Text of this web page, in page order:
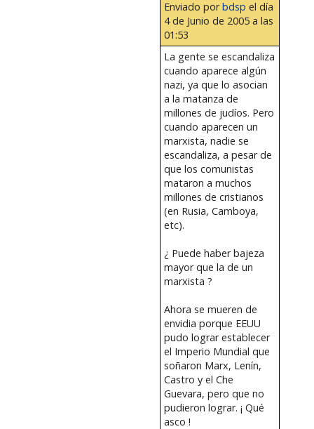
Enviado porbdsp el día
4 de Junio de 2005 a las
01:53
La gente se escandaliza
cuando aparece algún
nazi, ya que lo asocian
a la matanza de
millones de judíos. Pero
cuando aparecen un
marxista, nadie se
escandaliza, a pesar de
que los comunistas
mataron a muchos
millones de cristianos
(en Rusia, Camboya,
etc).
¿ Puede haber bajeza
mayor que la de un
marxista ?
Ahora se mueren de
envidia porque EEUU
pudo lograr establecer
el Imperio Mundial que
soñaron Marx, Lenín,
Castro y el Che
Guevara, pero que no
pudieron lograr. ¡ Qué
asco !